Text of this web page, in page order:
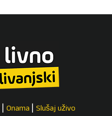
Onama Slušaj uživo